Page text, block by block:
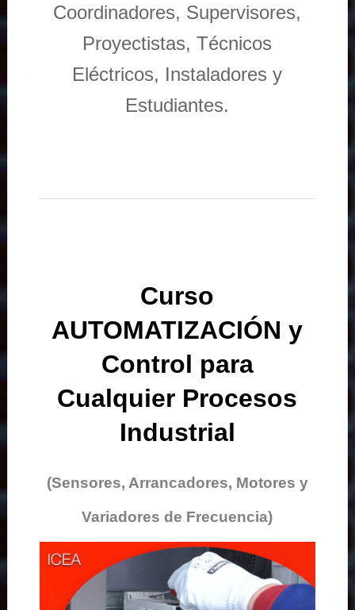
Coordinadores, Supervisores,
Proyectistas, Técnicos
Eléctricos, Instaladores y
Estudiantes.
Curso
AUTOMATIZACIÓN y
Control para
Cualquier Procesos
Industrial
(Sensores, Arrancadores, Motores y
Variadores de Frecuencia)